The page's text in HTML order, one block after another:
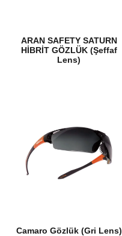
ARAN SAFETY SATURN
HİBRİT GÖZLÜK (Şeffaf
Lens)
Camaro Gözlük (Gri Lens)